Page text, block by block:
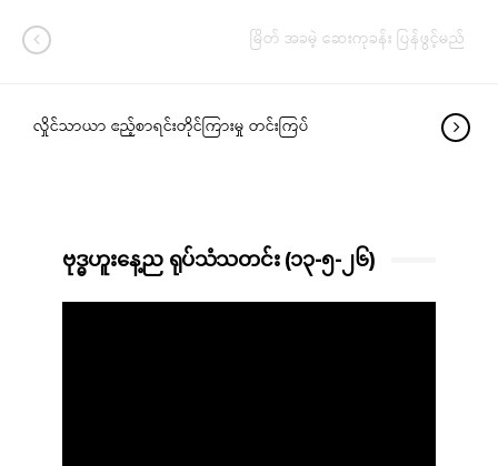
မြိတ် အခမဲ့ ဆေးကုခန်း ပြန်ဖွင့်မည်
လှိုင်သာယာ ဧည့်စာရင်းတိုင်ကြားမှု တင်းကြပ်
ဗုဒ္ဓဟူးနေ့ည ရုပ်သံသတင်း (၁၃-၅-၂၆)